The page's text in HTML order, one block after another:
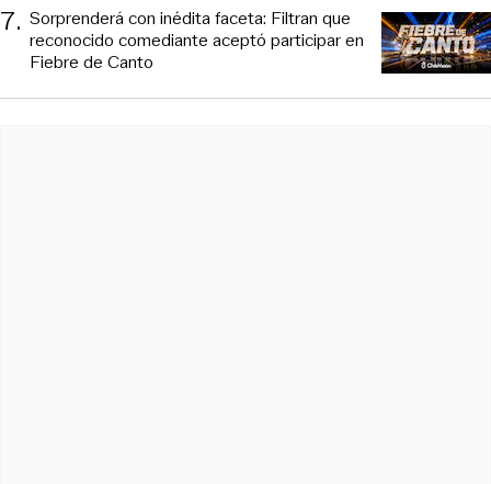
7. Sorprenderá con inédita faceta: Filtran que
reconocido comediante aceptó participar en
Fiebre de Canto